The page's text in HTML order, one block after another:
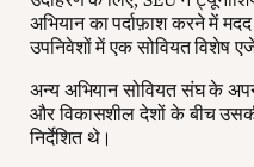
अभियान का पर्दाफ़ाश करने में
उपनिवेशों में एक सोवियत विशेष
अन्य अभियान सोवियत संघ के
और विकासशील देशों के बीच
निर्देशित थे।